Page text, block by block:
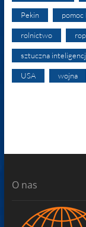
Pekin pomoc
rolnictwo
sztuczna
USA wojna
O nas